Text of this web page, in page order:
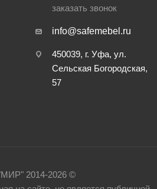
заказать звонок
info@safemebel.ru
450039, г. Уфа, ул.
Сельская Богородская,
57
2014-2026 ©